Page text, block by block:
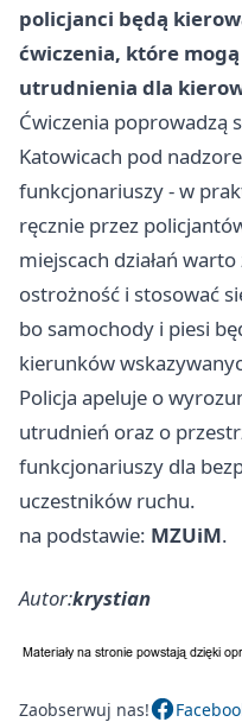
policjanci będą
ćwiczenia, które
utrudnienia dla
Ćwiczenia poprowadzą
Katowicach pod
funkcjonariuszy - w
ręcznie przez
miejscach działań
ostrożność i stosować
bo samochody i piesi
kierunków
Policja apeluje o
utrudnień oraz o
funkcjonariuszy dla
uczestników ruchu.
na podstawie: MZUiM.
Autor:krystian
Zaobserwuj nas!